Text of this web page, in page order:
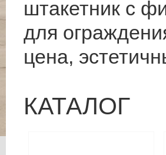
штакетник с
для
цена,
КАТАЛОГ